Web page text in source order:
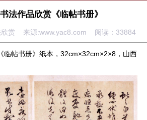
法作品欣赏《临帖书册》
赏 来源:www.yac8.com 阅读： 33884
临帖书册》纸本，32cm×32cm×2×8，山西